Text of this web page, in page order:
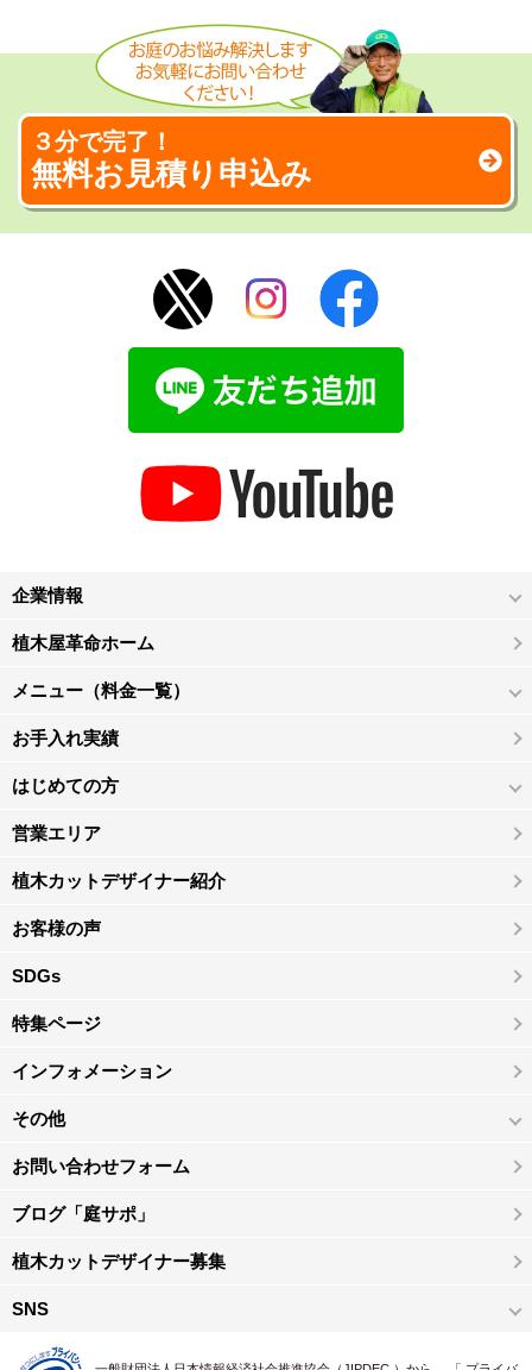
３分で完了！
無料お見積り申込み
企業情報
植木屋革命ホーム
メニュー（料金一覧）
お手入れ実績
はじめての方
営業エリア
植木カットデザイナー紹介
お客様の声
SDGs
特集ページ
インフォメーション
その他
お問い合わせフォーム
ブログ「庭サポ」
植木カットデザイナー募集
SNS